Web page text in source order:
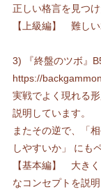
正しい格言を見つ
【上級編】 難しい
3) 『終盤のツボ』
https://
実戦でよく現れる
説明しています。
またその逆で、「
しやすいか」 にも
【基本編】 大き
なコンセプトを説明